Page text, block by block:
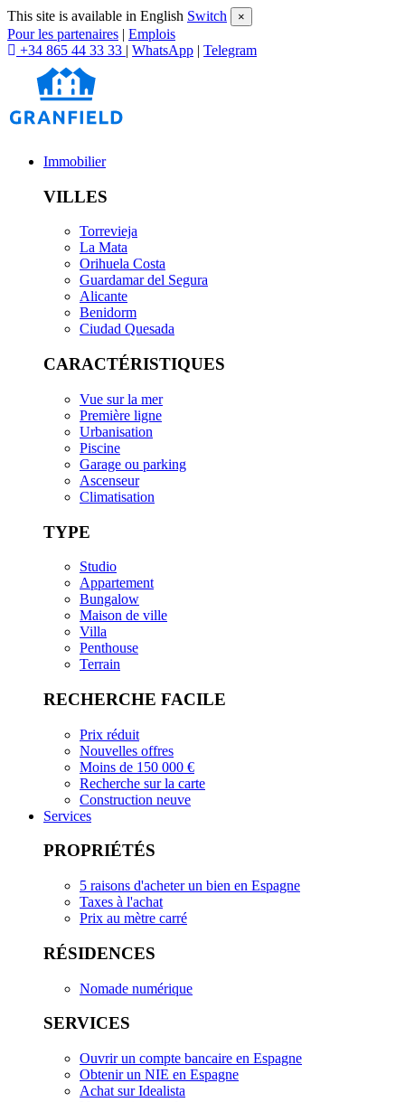
This site is available in English Switch ×
Pour les partenaires | Emplois
+34 865 44 33 33 | WhatsApp | Telegram
Immobilier
VILLES
Torrevieja
La Mata
Orihuela Costa
Guardamar del Segura
Alicante
Benidorm
Ciudad Quesada
CARACTÉRISTIQUES
Vue sur la mer
Première ligne
Urbanisation
Piscine
Garage ou parking
Ascenseur
Climatisation
TYPE
Studio
Appartement
Bungalow
Maison de ville
Villa
Penthouse
Terrain
RECHERCHE FACILE
Prix réduit
Nouvelles offres
Moins de 150 000 €
Recherche sur la carte
Construction neuve
Services
PROPRIÉTÉS
5 raisons d'acheter un bien en Espagne
Taxes à l'achat
Prix au mètre carré
RÉSIDENCES
Nomade numérique
SERVICES
Ouvrir un compte bancaire en Espagne
Obtenir un NIE en Espagne
Achat sur Idealista